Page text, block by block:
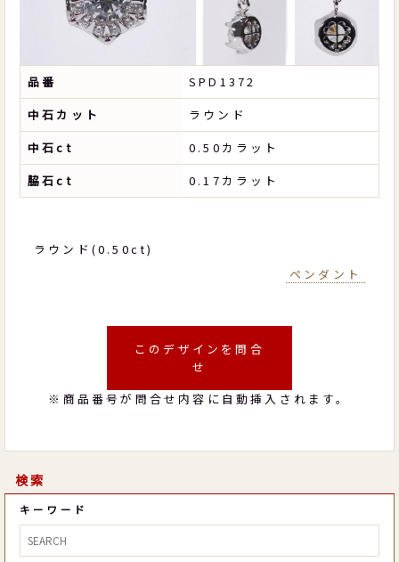
品番
SPD1372
中石カット
ラウンド
中石ct
0.50カラット
脇石ct
0.17カラット
ラウンド(0.50ct)
ペンダント
このデザインを問合
せ
※商品番号が問合せ内容に自動挿入されます。
検索
キーワード